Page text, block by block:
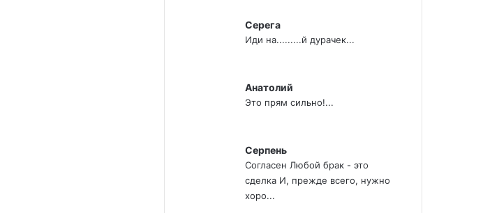
Серега
Иди на.........й дурачек...
Анатолий
Это прям сильно!...
Серпень
Согласен Любой брак - это
сделка И, прежде всего, нужно
хоро...